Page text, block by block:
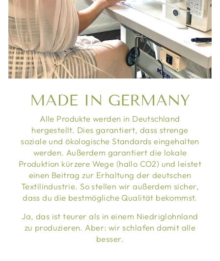
MADE IN GERMANY
Alle Produkte werden in Deutschland
hergestellt. Dies garantiert, dass strenge
soziale und ökologische Standards eingehalten
werden. Außerdem garantiert die lokale
Produktion kürzere Wege (hallo CO2) und leistet
einen Beitrag zur Erhaltung der deutschen
Textilindustrie. So stellen wir außerdem sicher,
dass du die bestmögliche Qualität bekommst.
Ja, das ist teurer als in einem Niedriglohnland
zu produzieren. Aber: wir schlafen damit alle
besser.